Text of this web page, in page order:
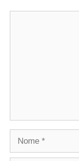
Nome